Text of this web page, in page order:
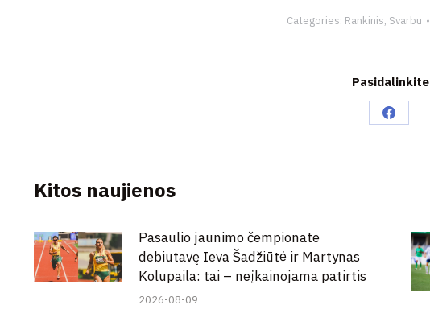
Categories: Rankinis, Svarbu
Pasidalinkite
Share
Kitos naujienos
Pasaulio jaunimo čempionate
debiutavę Ieva Šadžiūtė ir Martynas
Kolupaila: tai – neįkainojama patirtis
2026-08-09